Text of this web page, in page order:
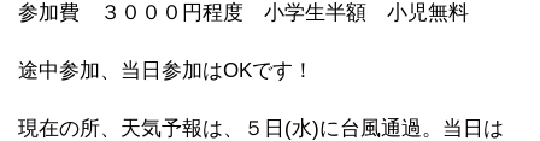
参加費 ３０００円程度 小学生半額 小児無料
途中参加、当日参加はOKです！
現在の所、天気予報は、５日(水)に台風通過。当日は